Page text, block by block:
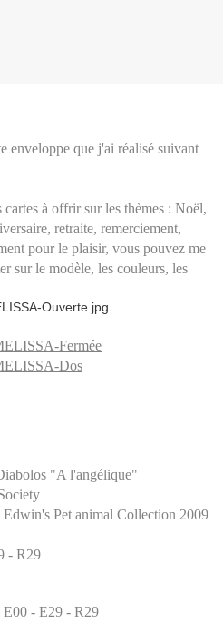
enveloppe que j'ai réalisé suivant
cartes à offrir sur les thèmes : Noël,
retraite, remerciement,
pour le plaisir, vous pouvez me
sur le modèle, les couleurs, les
"A l'angélique"
Pet animal Collection 2009
- R29
- E29 - R29